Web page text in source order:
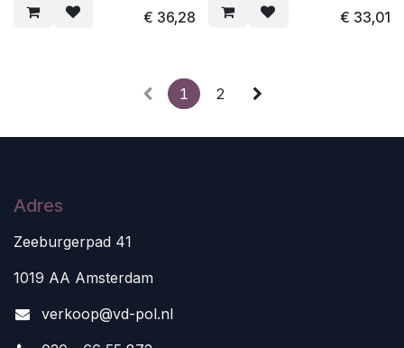
€ 36,28 € 33,01
1 2
Adres
Zeeburgerpad 41
1019 AA Amsterdam
verkoop@vd-pol.nl